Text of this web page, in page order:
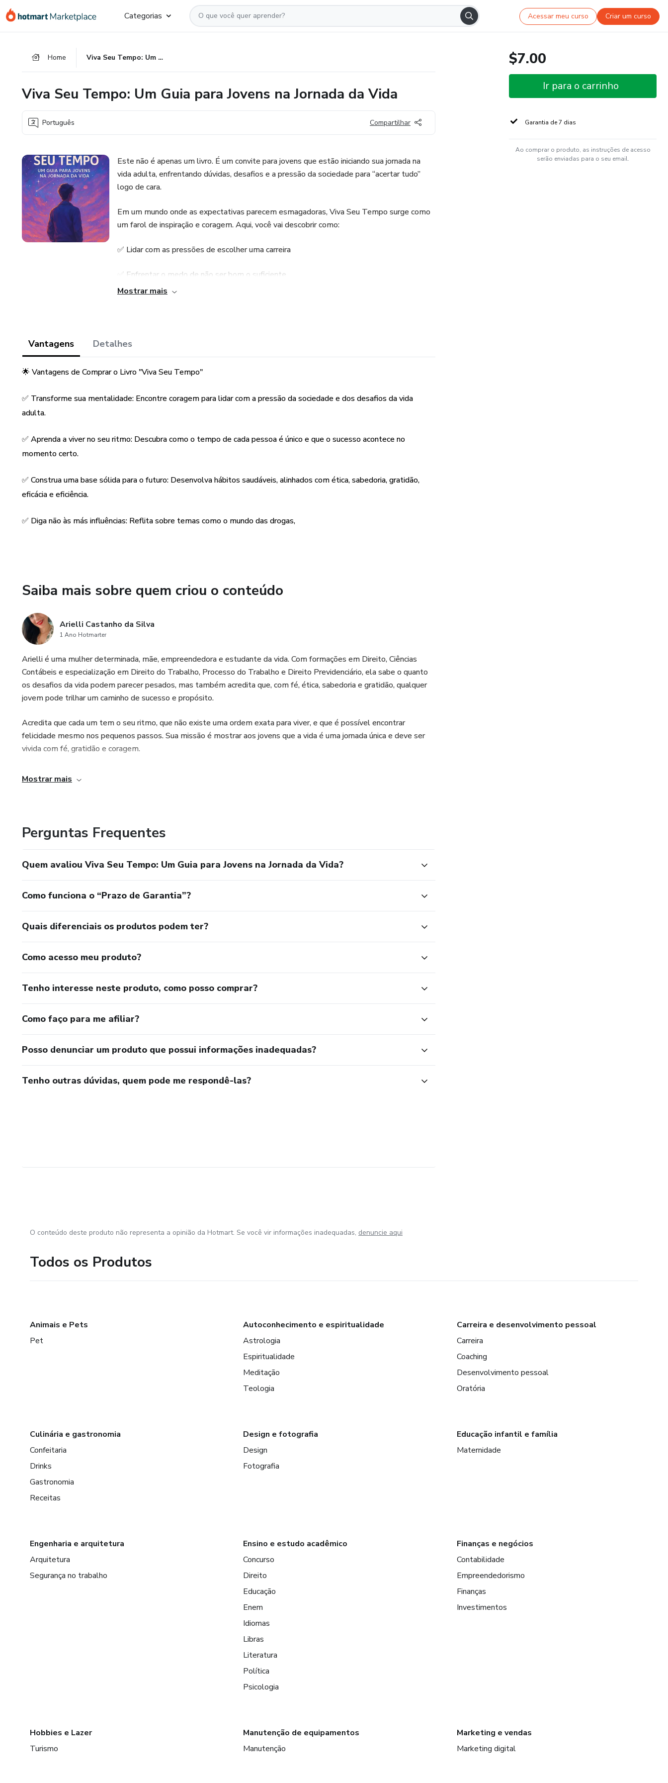
para
para
para
Categorias Acessar meu curso Criar um curso
Home Viva Seu Tempo: Um Guia para Jovens na Jornada da Vida
Viva Seu Tempo: Um Guia para Jovens na Jornada da Vida
Português Compartilhar
Este não é apenas um livro. É um convite para jovens que estão iniciando sua jornada na
vida adulta, enfrentando dúvidas, desafios e a pressão da sociedade para “acertar tudo”
logo de cara.
Em um mundo onde as expectativas parecem esmagadoras, Viva Seu Tempo surge como
um farol de inspiração e coragem. Aqui, você vai descobrir como:
✅ Lidar com as pressões de escolher uma carreira
✅ Enfrentar o medo de não ser bom o suficiente
✅ Alinhar sua vida com ética, sabedoria, gratidão, eficácia e eficiência
Este livro é o abraço que você precisa quando o mundo parece correr rápido demais. Ele vai
florescer.
protagonista da sua própria história.
Mostrar mais
Vantagens Detalhes
🌟 Vantagens de Comprar o Livro "Viva Seu Tempo"
✅ Transforme sua mentalidade: Encontre coragem para lidar com a pressão da sociedade e dos desafios da vida
adulta.
✅ Aprenda a viver no seu ritmo: Descubra como o tempo de cada pessoa é único e que o sucesso acontece no
momento certo.
✅ Construa uma base sólida para o futuro: Desenvolva hábitos saudáveis, alinhados com ética, sabedoria, gratidão,
eficácia e eficiência.
✅ Diga não às más influências: Reflita sobre temas como o mundo das drogas,
Saiba mais sobre quem criou o conteúdo
Arielli Castanho da Silva
1 Ano Hotmarter
Arielli é uma mulher determinada, mãe, empreendedora e estudante da vida. Com formações em Direito, Ciências
Contábeis e especialização em Direito do Trabalho, Processo do Trabalho e Direito Previdenciário, ela sabe o quanto
os desafios da vida podem parecer pesados, mas também acredita que, com fé, ética, sabedoria e gratidão, qualquer
jovem pode trilhar um caminho de sucesso e propósito.
Acredita que cada um tem o seu ritmo, que não existe uma ordem exata para viver, e que é possível encontrar
felicidade mesmo nos pequenos passos. Sua missão é mostrar aos jovens que a vida é uma jornada única e deve ser
vivida com fé, gratidão e coragem.
Mostrar mais
Perguntas Frequentes
Quem avaliou Viva Seu Tempo: Um Guia para Jovens na Jornada da Vida?
Como funciona o “Prazo de Garantia”?
Quais diferenciais os produtos podem ter?
Como acesso meu produto?
Tenho interesse neste produto, como posso comprar?
Como faço para me afiliar?
Posso denunciar um produto que possui informações inadequadas?
Tenho outras dúvidas, quem pode me respondê-las?
$7.00
Ir para o carrinho
Garantia de 7 dias
Ao comprar o produto, as instruções de acesso
serão enviadas para o seu email.
O conteúdo deste produto não representa a opinião da Hotmart. Se você vir informações inadequadas, denuncie aqui
Todos os Produtos
Animais e Pets
Pet
Autoconhecimento e espiritualidade
Astrologia
Espiritualidade
Meditação
Teologia
Carreira e desenvolvimento pessoal
Carreira
Coaching
Desenvolvimento pessoal
Oratória
Culinária e gastronomia
Confeitaria
Drinks
Gastronomia
Receitas
Design e fotografia
Design
Fotografia
Educação infantil e família
Maternidade
Engenharia e arquitetura
Arquitetura
Segurança no trabalho
Ensino e estudo acadêmico
Concurso
Direito
Educação
Enem
Idiomas
Libras
Literatura
Política
Psicologia
Finanças e negócios
Contabilidade
Empreendedorismo
Finanças
Investimentos
Hobbies e Lazer
Turismo
Manutenção de equipamentos
Manutenção
Marketing e vendas
Marketing digital